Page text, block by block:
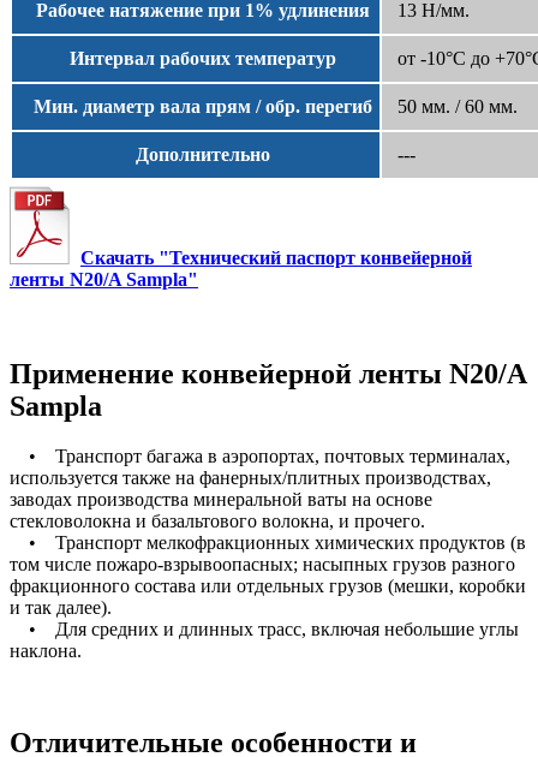
Рабочее натяжение при 1% удлинения 13 Н/мм.
Интервал рабочих температур от -10°С до
Мин. диаметр вала прям / обр. перегиб 50 мм. / 60 мм.
Дополнительно ---
Скачать "Технический паспорт конвейерной
ленты N20/A Sampla"
Применение конвейерной ленты N20/A
Sampla
• Транспорт багажа в аэропортах, почтовых терминалах,
используется также на фанерных/плитных производствах,
заводах производства минеральной ваты на основе
стекловолокна и базальтового волокна, и прочего.
• Транспорт мелкофракционных химических продуктов (в
том числе пожаро-взрывоопасных; насыпных грузов разного
фракционного состава или отдельных грузов (мешки, коробки
и так далее).
• Для средних и длинных трасс, включая небольшие углы
наклона.
Отличительные особенности и